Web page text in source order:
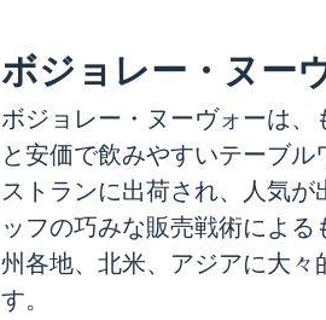
ボジョレー・ヌー
ボジョレー・ヌーヴォーは
と安価で飲みやすいテーブ
ストランに出荷され、人気
ッフの巧みな販売戦術によ
州各地、北米、アジアに大
す。